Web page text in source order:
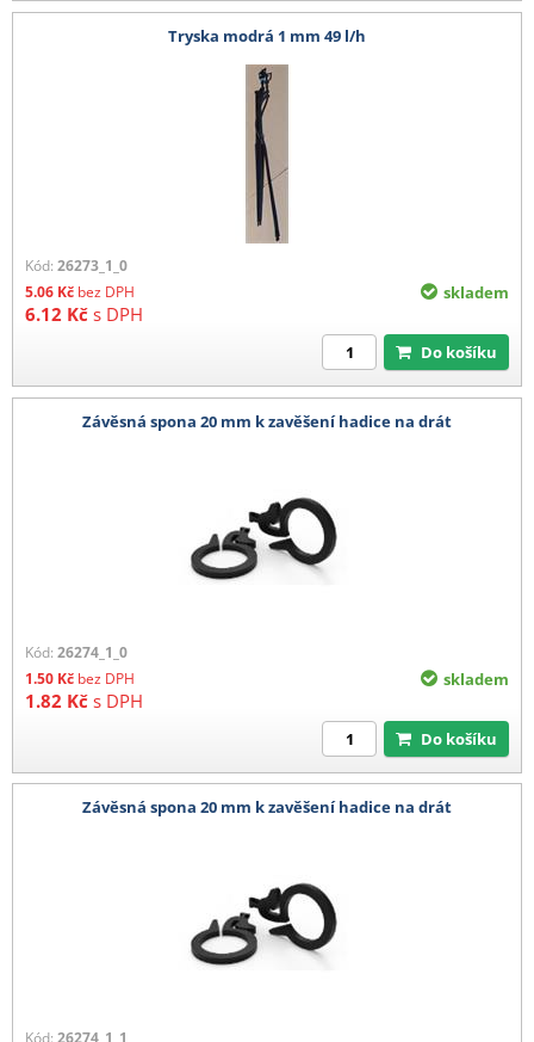
Tryska modrá 1 mm 49 l/h
Kód: 26273_1_0
5.06 Kč bez DPH
6.12 Kč s DPH
skladem
Do košíku
Závěsná spona 20 mm k zavěšení hadice na drát
Kód: 26274_1_0
1.50 Kč bez DPH
1.82 Kč s DPH
skladem
Do košíku
Závěsná spona 20 mm k zavěšení hadice na drát
Kód: 26274_1_1